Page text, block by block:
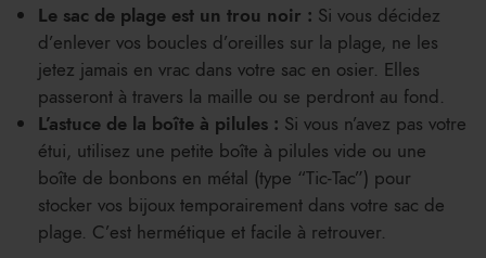
Le sac de plage est un trou noir : Si vous décidez
d’enlever vos boucles d’oreilles sur la plage, ne les
jetez jamais en vrac dans votre sac en osier. Elles
passeront à travers la maille ou se perdront au fond.
L’astuce de la boîte à pilules : Si vous n’avez pas votre
étui, utilisez une petite boîte à pilules vide ou une
boîte de bonbons en métal (type “Tic-Tac”) pour
stocker vos bijoux temporairement dans votre sac de
plage. C’est hermétique et facile à retrouver.